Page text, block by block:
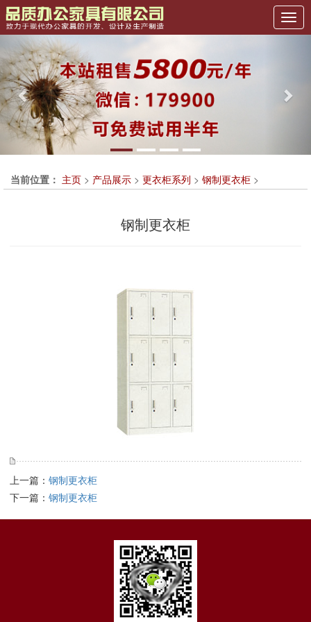
Previous
当前位置： 主页 > 产品展示 > 更衣柜系列 > 钢制更衣柜 >
钢制更衣柜
上一篇： 钢制更衣柜
下一篇： 钢制更衣柜